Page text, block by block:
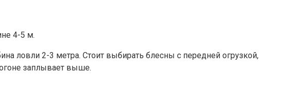
4-5 м.
ловли 2-3 метра. Стоит выбирать блесны с передней огрузкой,
заплывает выше.